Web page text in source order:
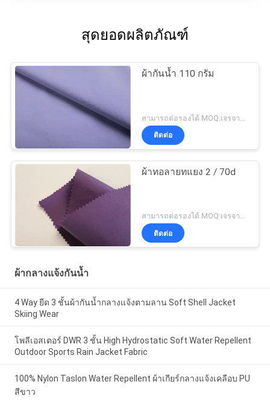
สุดยอดผลิตภัณฑ์
ผ้ากันน้ำ 110 กรัม
ติดต่อ
ผ้าทอลายทแยง 2 / 70d
สามารถต่อรองได้ MOQ:เจรจาต่อรอง
ติดต่อ
ผ้ากลางแจ้งกันน้ำ
4 Way ยืด 3 ชั้นผ้ากันน้ำกลางแจ้งตามลาน Soft Shell Jacket
Skiing Wear
โพลีเอสเตอร์ DWR 3 ชั้น High Hydrostatic Soft Water Repellent
Outdoor Sports Rain Jacket Fabric
100% Nylon Taslon Water Repellent ผ้าเกียร์กลางแจ้งเคลือบ PU
สีขาว